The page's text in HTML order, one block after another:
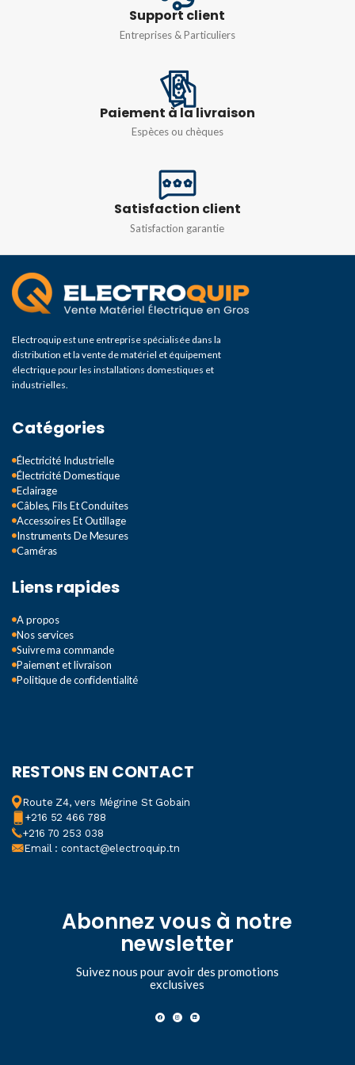
Support client
Entreprises & Particuliers
Paiement à la livraison
Espèces ou chèques
Satisfaction client
Satisfaction garantie
Electroquip est une entreprise spécialisée dans la
distribution et la vente de matériel et équipement
électrique pour les installations domestiques et
industrielles.
Catégories
Électricité Industrielle
Électricité Domestique
Eclairage
Câbles, Fils Et Conduites
Accessoires Et Outillage
Instruments De Mesures
Caméras
Liens rapides
A propos
Nos services
Suivre ma commande
Paiement et livraison
Politique de confidentialité
RESTONS EN CONTACT
Route Z4, vers Mégrine St Gobain
+216 52 466 788
+216 70 253 038
Email : contact@electroquip.tn
Abonnez vous à notre
newsletter
Suivez nous pour avoir des promotions
exclusives